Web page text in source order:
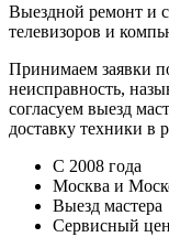
Выездной ремонт и
телевизоров и
Принимаем заявки
неисправность,
согласуем выезд
доставку техники в
С 2008 года
Москва и
Выезд мастера
Сервисный